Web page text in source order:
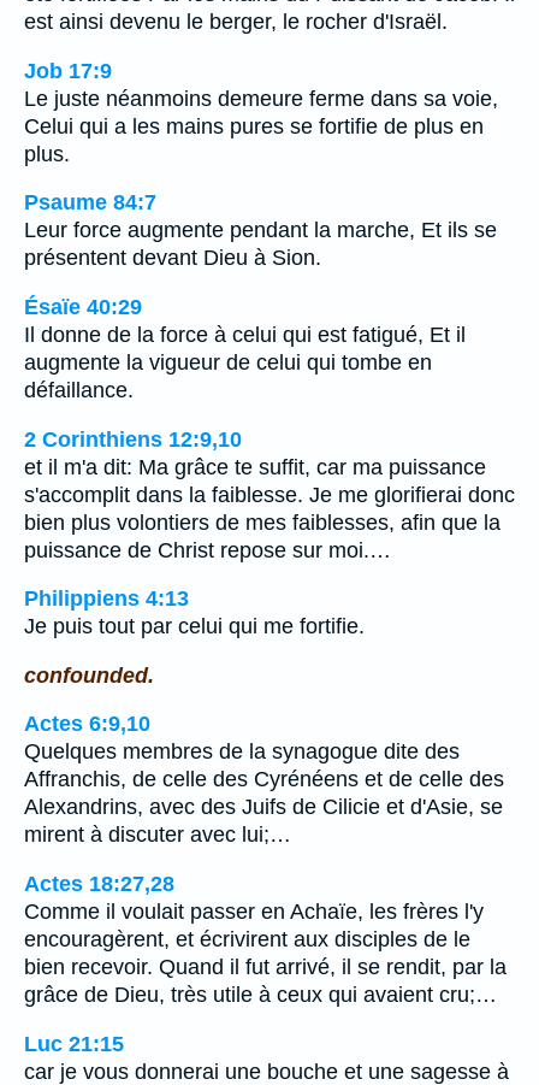
est ainsi devenu le berger, le rocher d'Israël.
Job 17:9
Le juste néanmoins demeure ferme dans sa voie,
Celui qui a les mains pures se fortifie de plus en
plus.
Psaume 84:7
Leur force augmente pendant la marche, Et ils se
présentent devant Dieu à Sion.
Ésaïe 40:29
Il donne de la force à celui qui est fatigué, Et il
augmente la vigueur de celui qui tombe en
défaillance.
2 Corinthiens 12:9,10
et il m'a dit: Ma grâce te suffit, car ma puissance
s'accomplit dans la faiblesse. Je me glorifierai donc
bien plus volontiers de mes faiblesses, afin que la
puissance de Christ repose sur moi.…
Philippiens 4:13
Je puis tout par celui qui me fortifie.
confounded.
Actes 6:9,10
Quelques membres de la synagogue dite des
Affranchis, de celle des Cyrénéens et de celle des
Alexandrins, avec des Juifs de Cilicie et d'Asie, se
mirent à discuter avec lui;…
Actes 18:27,28
Comme il voulait passer en Achaïe, les frères l'y
encouragèrent, et écrivirent aux disciples de le
bien recevoir. Quand il fut arrivé, il se rendit, par la
grâce de Dieu, très utile à ceux qui avaient cru;…
Luc 21:15
car je vous donnerai une bouche et une sagesse à